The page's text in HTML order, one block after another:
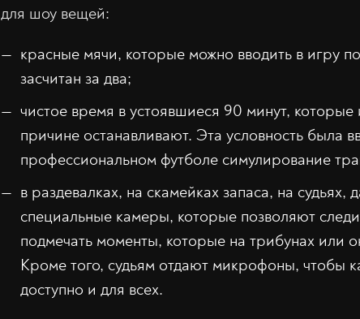
для шоу вещей:
красные мячи, которые можно вводить в игру
засчитан за два;
чистое время в устоявшиеся 90 минут, которые
причине останавливают. Эта условность была
профессиональном футболе симулирование
в раздевалках, на скамейках запаса, на
специальные камеры, которые позволяют
подмечать моменты, которые на трибунах или
Кроме того, судьям отдают микрофоны, чтобы
доступно и для всех.